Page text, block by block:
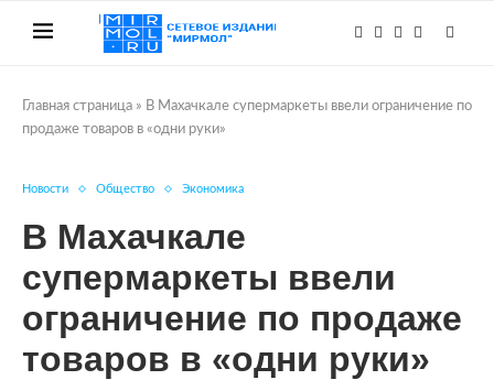
Главная страница » В Махачкале супермаркеты ввели ограничение по
продаже товаров в «одни руки»
Новости Общество Экономика
В Махачкале
супермаркеты ввели
ограничение по продаже
товаров в «одни руки»